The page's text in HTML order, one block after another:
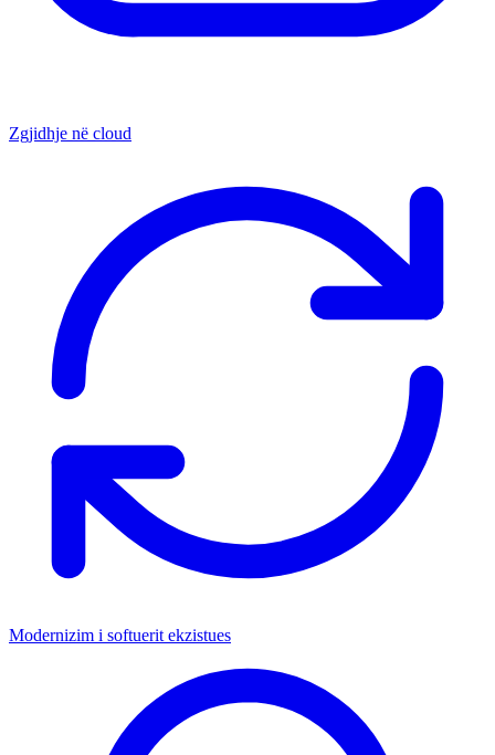
Zgjidhje në cloud
Modernizim i softuerit ekzistues